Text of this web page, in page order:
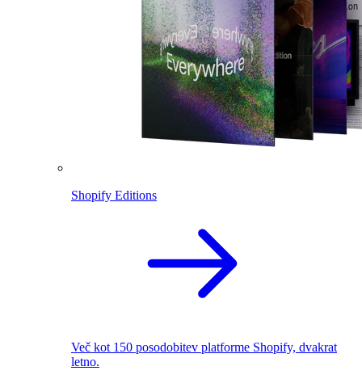
Shopify Editions
Več kot 150 posodobitev platforme Shopify, dvakrat
letno.